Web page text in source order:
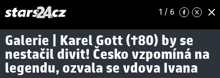
1 / 6
Galerie | Karel Gott (†80) by se
nestačil divit! Česko vzpomíná na
legendu, ozvala se vdova Ivana